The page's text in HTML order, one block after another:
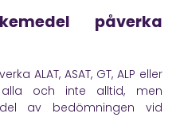
påverka
ALAT, ASAT, GT, ALP eller
och inte alltid, men
av bedömningen vid